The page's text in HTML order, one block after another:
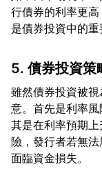
行債券的利率更
5. 債券投資策
雖然債券投資被
意。首先是利率
其是在利率預期
險，發行者若無